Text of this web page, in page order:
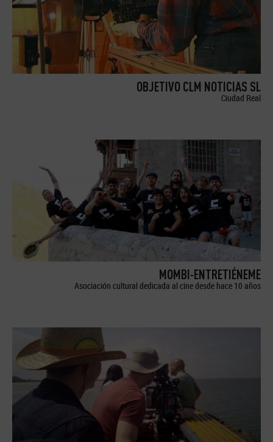
OBJETIVO CLM NOTICIAS SL
Ciudad Real
MOMBI-ENTRETIÉNEME
Asociación cultural dedicada al cine desde hace 10 años